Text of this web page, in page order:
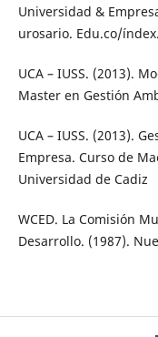
Universidad &
urosario. Edu.co/
UCA – IUSS. (2013).
Master en Gestión
UCA – IUSS. (2013).
Empresa. Curso de
Universidad de Cadiz
WCED. La Comisión
Desarrollo. (1987).